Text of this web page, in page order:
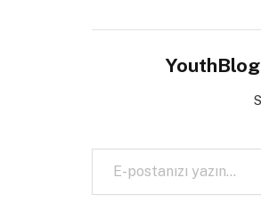
E-postanızı yazın…